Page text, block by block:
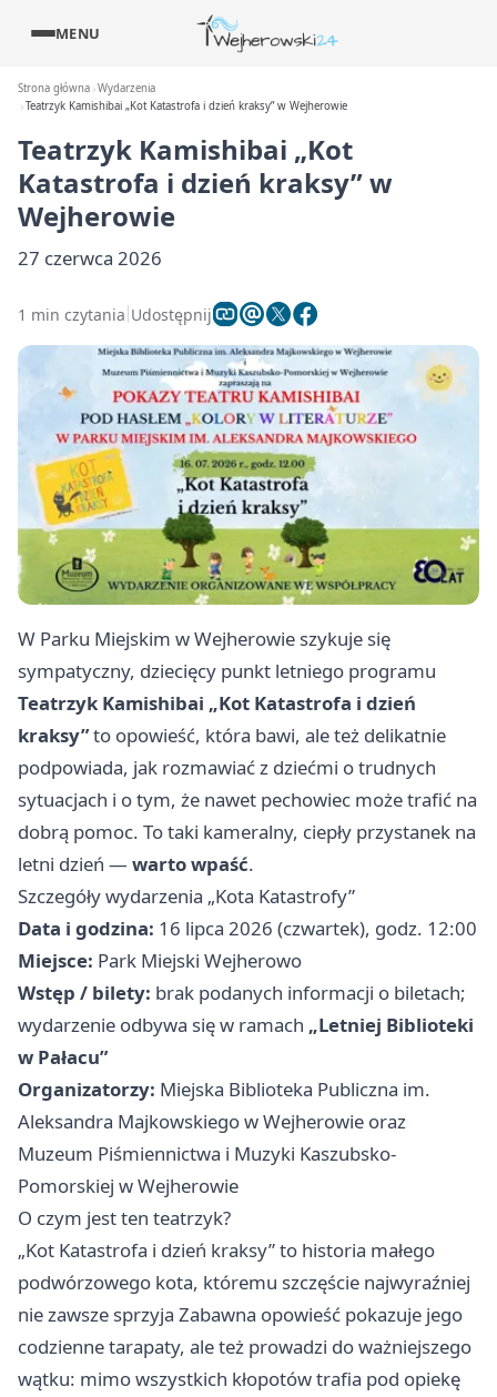
MENU
Strona główna Wydarzenia
Teatrzyk Kamishibai „Kot Katastrofa i dzień kraksy” w Wejherowie
Teatrzyk Kamishibai „Kot
Katastrofa i dzień kraksy” w
Wejherowie
27 czerwca 2026
1 min czytania Udostępnij
W Parku Miejskim w Wejherowie szykuje się
sympatyczny, dziecięcy punkt letniego programu
Teatrzyk Kamishibai „Kot Katastrofa i dzień
kraksy”to opowieść, która bawi, ale też delikatnie
podpowiada, jak rozmawiać z dziećmi o trudnych
sytuacjach i o tym, że nawet pechowiec może trafić na
dobrą pomoc. To taki kameralny, ciepły przystanek na
letni dzień — warto wpaść.
Szczegóły wydarzenia „Kota Katastrofy”
Data i godzina: 16 lipca 2026 (czwartek), godz. 12:00
Miejsce: Park Miejski Wejherowo
Wstęp / bilety: brak podanych informacji o biletach;
wydarzenie odbywa się w ramach „Letniej Biblioteki
w Pałacu”
Organizatorzy: Miejska Biblioteka Publiczna im.
Aleksandra Majkowskiego w Wejherowie oraz
Muzeum Piśmiennictwa i Muzyki Kaszubsko-
Pomorskiej w Wejherowie
O czym jest ten teatrzyk?
„Kot Katastrofa i dzień kraksy” to historia małego
podwórzowego kota, któremu szczęście najwyraźniej
nie zawsze sprzyja Zabawna opowieść pokazuje jego
codzienne tarapaty, ale też prowadzi do ważniejszego
wątku: mimo wszystkich kłopotów trafia pod opiekę